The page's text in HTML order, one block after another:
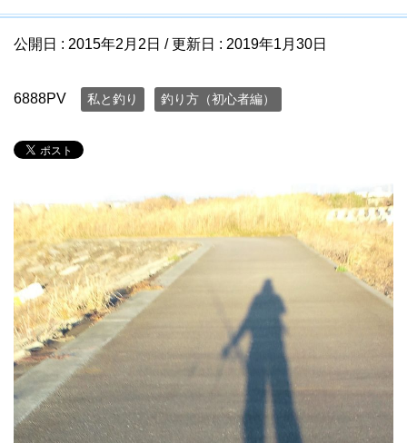
公開日 : 2015年2月2日 / 更新日 : 2019年1月30日
6888PV 私と釣り 釣り方（初心者編）